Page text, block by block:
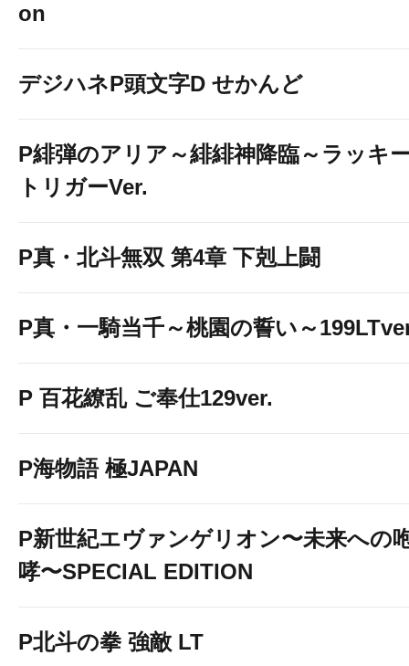
on
デジハネP頭文字D せかんど
P緋弾のアリア～緋緋神降臨～ラッキ
トリガーVer.
P真・北斗無双 第4章 下剋上闘
P真・一騎当千～桃園の誓い～
P 百花繚乱 ご奉仕129ver.
P海物語 極JAPAN
P新世紀エヴァンゲリオン〜未来への
哮〜SPECIAL EDITION
P北斗の拳 強敵 LT